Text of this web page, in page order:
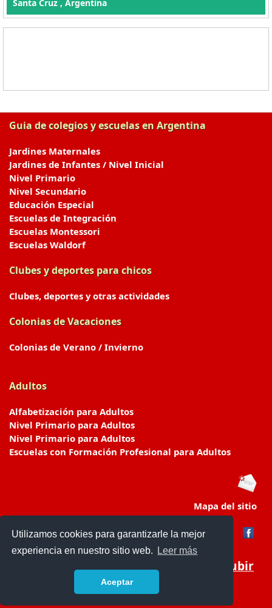
Utilizamos cookies para garantizarle la mejor
experiencia en nuestro sitio web.
Leer más
Aceptar
Santa Cruz , Argentina
Guia de colegios y escuelas en Argentina
Jardines Maternales
Jardines de Infantes / Nivel Inicial
Nivel Primario
Nivel Secundario
Educación Especial
Escuelas de Integración
Escuelas Montessori
Escuelas Waldorf
Clubes y deportes para chicos
Clubes, deportes y otras actividades
Colonias de Vacaciones
Colonias de Verano / Invierno
Adultos
Alfabetización para Adultos
Nivel Primario para Adultos
Nivel Primario para Adultos
Escuelas con Formación Profesional para Adultos
Mapa del sitio
Subir